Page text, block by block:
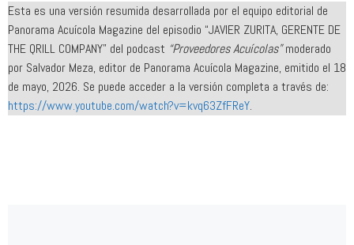
Esta es una versión resumida desarrollada por el equipo editorial de
Panorama Acuícola Magazine del episodio “JAVIER ZURITA, GERENTE DE
THE QRILL COMPANY” del podcast “Proveedores Acuícolas”moderado
por Salvador Meza, editor de Panorama Acuícola Magazine, emitido el 18
de mayo, 2026. Se puede acceder a la versión completa a través de:
https://www.youtube.com/watch?v=kvq63ZfFReY.